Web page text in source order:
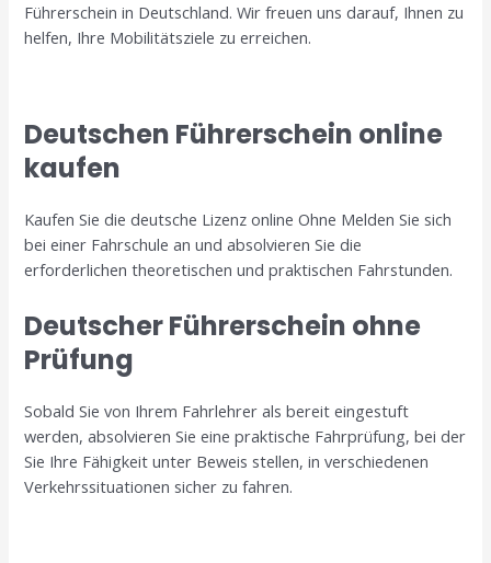
Führerschein in Deutschland. Wir freuen uns darauf, Ihnen zu
helfen, Ihre Mobilitätsziele zu erreichen.
Deutschen Führerschein online
kaufen
Kaufen Sie die deutsche Lizenz online Ohne Melden Sie sich
bei einer Fahrschule an und absolvieren Sie die
erforderlichen theoretischen und praktischen Fahrstunden.
Deutscher Führerschein ohne
Prüfung
Sobald Sie von Ihrem Fahrlehrer als bereit eingestuft
werden, absolvieren Sie eine praktische Fahrprüfung, bei der
Sie Ihre Fähigkeit unter Beweis stellen, in verschiedenen
Verkehrssituationen sicher zu fahren.